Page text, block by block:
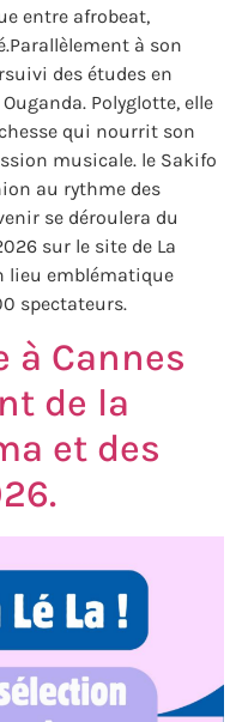
entre afrobeat,
à son
des études en
Polyglotte, elle
qui nourrit son
musicale. le Sakifo
au rythme des
se déroulera du
sur le site de La
lieu emblématique
spectateurs.
à Cannes
de la
et des